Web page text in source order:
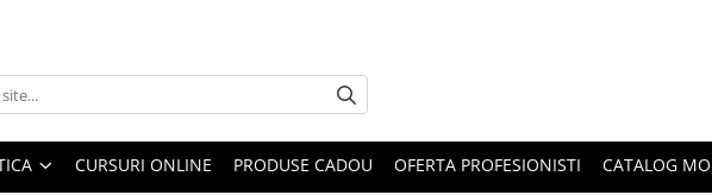
CURSURI ONLINE PRODUSE CADOU OFERTA PROFESIONISTI CATALOG